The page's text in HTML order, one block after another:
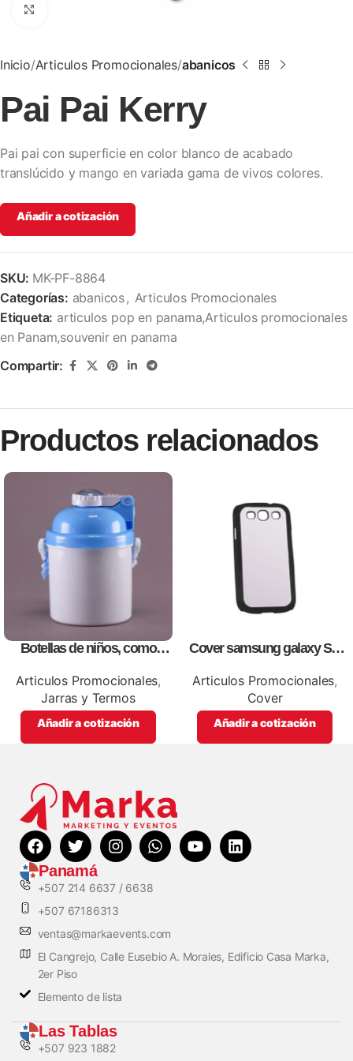
Inicio Articulos Promocionales abanicos
Pai Pai Kerry
Pai pai con superficie en color blanco de acabado
translúcido y mango en variada gama de vivos colores.
Añadir a cotización
SKU: MK-PF-8864
Categorías: abanicos, Articulos Promocionales
Etiqueta: articulos pop en panama,Articulos promocionales
en Panam,souvenir en panama
Compartir:
Productos relacionados
Botellas de niños, como
Articulos Promocionales,
Jarras y Termos
Añadir a cotización
Cover samsung galaxy S3,
full color
Articulos Promocionales,
Cover
Añadir a cotización
Panamá
+507 214 6637 / 6638
+507 67186313
ventas@markaevents.com
El Cangrejo, Calle Eusebio A. Morales, Edificio Casa Marka,
2er Piso
Elemento de lista
Las Tablas
+507 923 1882